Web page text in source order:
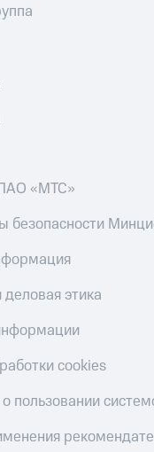
«МТС»
безопасности
этика
cookies
пользовании